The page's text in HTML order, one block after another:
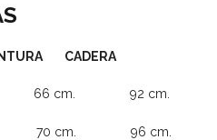
CADERA
66 cm. 92 cm.
cm. 96 cm.